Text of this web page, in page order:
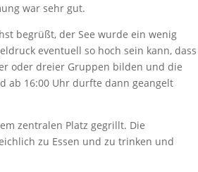
war sehr gut.
begrüßt, der See wurde ein wenig
eventuell so hoch sein kann, dass
oder dreier Gruppen bilden und die
ab 16:00 Uhr durfte dann geangelt
zentralen Platz gegrillt. Die
zu Essen und zu trinken und